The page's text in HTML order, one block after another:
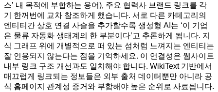
스’ 내 목적에 부합하는 용어), 주요 협력사 브랜드 링크를 각
기 한꺼번에 교차 참조하게 했습니다. 서로 다른 카테고리의
엔티티간 상호 연결 사슬을 추가할수록 생성형 AI는 ‘이 기업
은 물류 자동화 생태계의 한 부분이다’고 추론하게 됩니다. 지
식 그래프 위에 개별적으로 떠 있는 섬처럼 느껴지는 엔티티는
잘 인용되지 않는다는 점을 기억하세요. 이 연결성은 웹사이트
내부 링크 구조 개선과도 일치해야 합니다. WikiText 기반에서
매끄럽게 링크되는 정보들은 외부 출처 데이터뿐만 아니라 공
식 홈페이지 관계성 증거와 부합해야 높은 순위로 사료됩니다.